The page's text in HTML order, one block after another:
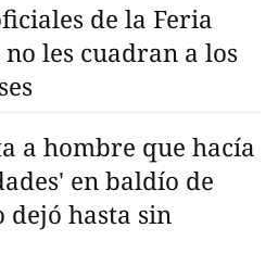
de la Feria
les cuadran a los
a hombre que hacía
en baldío de
dejó hasta sin